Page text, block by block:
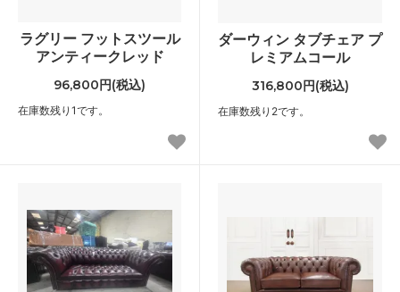
ラグリー フットスツール
アンティークレッド
96,800円(税込)
在庫数残り1です。
ダーウィン タブチェア プ
レミアムコール
316,800円(税込)
在庫数残り2です。